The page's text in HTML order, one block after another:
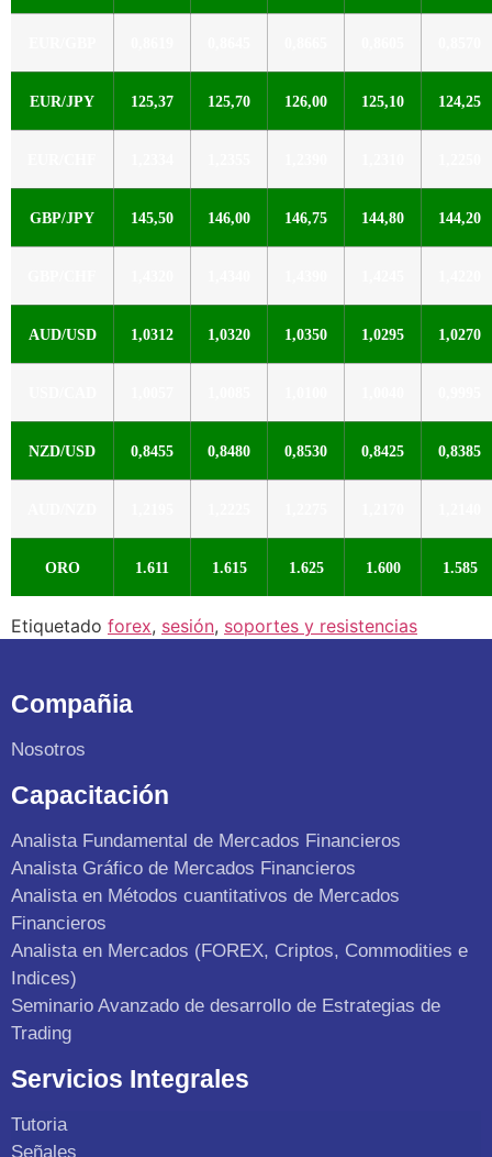
EUR/JPY 125,37 125,70 126,00 125,10 124,25
GBP/JPY 145,50 146,00 146,75 144,80 144,20
AUD/USD 1,0312 1,0320 1,0350 1,0295 1,0270
NZD/USD 0,8455 0,8480 0,8530 0,8425 0,8385
ORO 1.611 1.615 1.625 1.600 1.585
Etiquetado forex, sesión, soportes y resistencias
Compañia
Nosotros
Capacitación
Analista Fundamental de Mercados Financieros
Analista Gráfico de Mercados Financieros
Analista en Métodos cuantitativos de Mercados
Financieros
Analista en Mercados (FOREX, Criptos, Commodities e
Indices)
Seminario Avanzado de desarrollo de Estrategias de
Trading
Servicios Integrales
Tutoria
Señales